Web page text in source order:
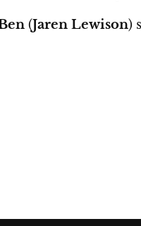
(Jaren Lewison)